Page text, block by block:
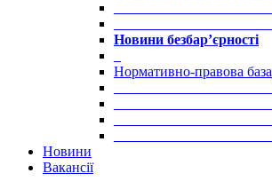
Новини безбар’єрності
Нормативно-правова база
Новини
Вакансії